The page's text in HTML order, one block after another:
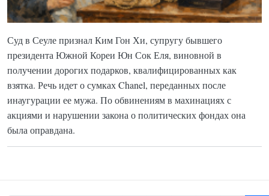
Суд в Сеуле признал Ким Гон Хи, супругу бывшего
президента Южной Кореи Юн Сок Еля, виновной в
получении дорогих подарков, квалифицированных как
взятка. Речь идет о сумках Chanel, переданных после
инаугурации ее мужа. По обвинениям в махинациях с
акциями и нарушении закона о политических фондах она
была оправдана.